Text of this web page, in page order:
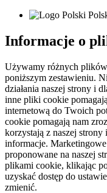
Informacje o
Używamy różnych
poniższym zestawieniu.
działania naszej strony i
inne pliki cookie
internetową do Twoich
cookie pomagają nam
korzystają z naszej
informacje.
proponowane na naszej
plikami cookie, klikając
uzyskać dostęp do
zmienić.